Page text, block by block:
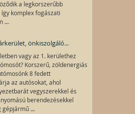
a legkorszerűbb
komplex fogászati
...
önkiszolgáló...
vagy az 1. kerülethez
Korszerű, zöldenergiás
8 fedett
az autósokat, ahol
vegyszerekkel és
berendezésekkel
gépjármű ...